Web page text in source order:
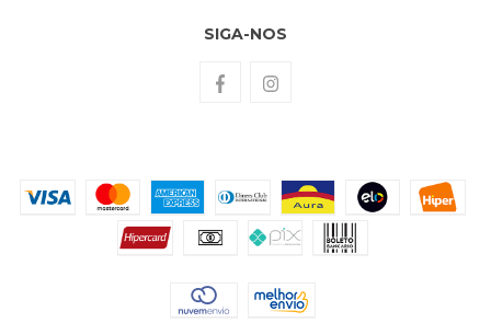
SIGA-NOS